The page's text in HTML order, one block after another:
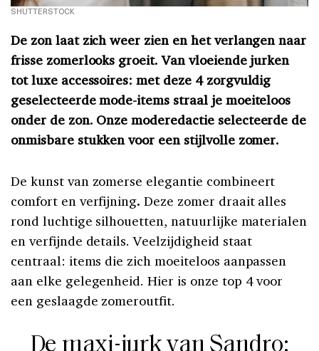
SHUTTERSTOCK
De zon laat zich weer zien en het verlangen naar
frisse zomerlooks groeit. Van vloeiende jurken
tot luxe accessoires: met deze 4 zorgvuldig
geselecteerde mode-items straal je moeiteloos
onder de zon. Onze moderedactie selecteerde de
onmisbare stukken voor een stijlvolle zomer.
De kunst van zomerse elegantie combineert
comfort en verfijning. Deze zomer draait alles
rond luchtige silhouetten, natuurlijke materialen
en verfijnde details. Veelzijdigheid staat
centraal: items die zich moeiteloos aanpassen
aan elke gelegenheid. Hier is onze top 4 voor
een geslaagde zomeroutfit.
De maxi-jurk van Sandro: